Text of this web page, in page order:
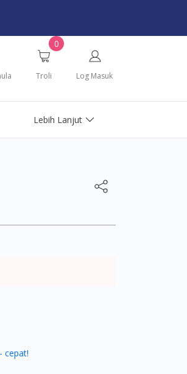
0
Troli Log Masuk
Lebih Lanjut
cepat!